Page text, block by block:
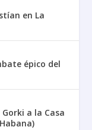
en La
épico del
a la Casa